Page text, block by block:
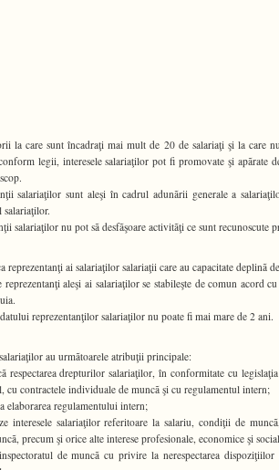
la care sunt încadraţi mai mult de 20 de salariaţi şi la care
legii, interesele salariaţilor pot fi promovate şi apãrate
salariaţilor sunt aleşi în cadrul adunãrii generale a
salariaţilor.
salariaţilor nu pot sã desfãşoare activitãţi ce sunt recunoscute
reprezentanţi ai salariaţilor salariaţii care au capacitate deplinã
aleşi ai salariaţilor se stabileşte de comun acord
reprezentanţilor salariaţilor nu poate fi mai mare de 2 ani.
au urmãtoarele atribuţii principale:
respectarea drepturilor salariaţilor, în conformitate cu
cu contractele individuale de muncã şi cu regulamentul intern;
elaborarea regulamentului intern;
interesele salariaţilor referitoare la salariu, condiţii de
precum şi orice alte interese profesionale, economice şi
de muncã cu privire la nerespectarea